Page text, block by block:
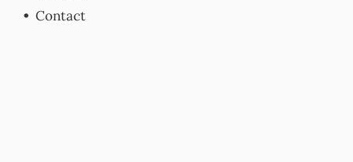
Contact